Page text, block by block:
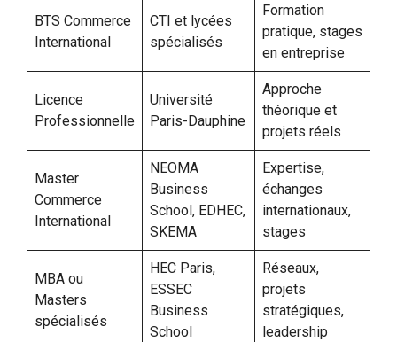
BTS Commerce
International
CTI et lycées
spécialisés
Formation
pratique, stages
en entreprise
Licence
Professionnelle
Université
Paris-Dauphine
Approche
théorique et
projets réels
Master
Commerce
International
NEOMA
Business
School, EDHEC,
SKEMA
Expertise,
échanges
internationaux,
stages
MBA ou
Masters
spécialisés
HEC Paris,
ESSEC
Business
School
Réseaux,
projets
stratégiques,
leadership